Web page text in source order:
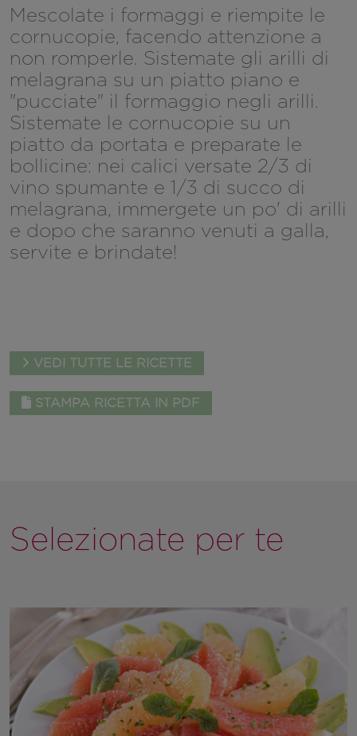
Mescolate i formaggi e riempite le
cornucopie, facendo attenzione a
non romperle. Sistemate gli arilli di
melagrana su un piatto piano e
"pucciate" il formaggio negli arilli.
Sistemate le cornucopie su un
piatto da portata e preparate le
bollicine: nei calici versate 2/3 di
vino spumante e 1/3 di succo di
melagrana, immergete un po' di arilli
e dopo che saranno venuti a galla,
servite e brindate!
VEDI TUTTE LE RICETTE
STAMPA RICETTA IN PDF
Selezionate per te